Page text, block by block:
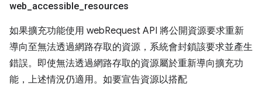
web accessible resources
如果擴充功能使用 webRequest API 將公開資源要求重新
導向至無法透過網路存取的資源，系統會封鎖該要求並產生
錯誤。即使無法透過網路存取的資源屬於重新導向擴充功
能，上述情況仍適用。如要宣告資源以搭配